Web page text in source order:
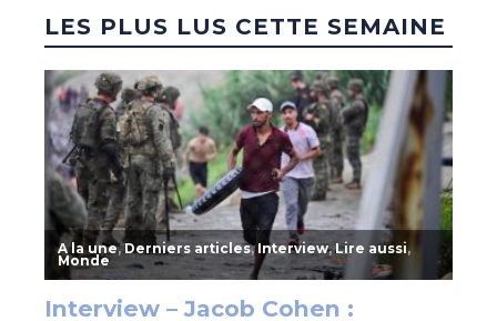
LES PLUS LUS CETTE SEMAINE